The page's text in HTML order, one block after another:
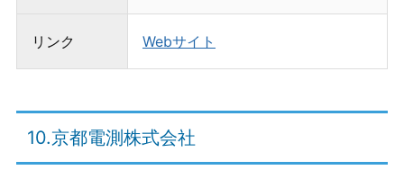
リンク Webサイト
10.京都電測株式会社